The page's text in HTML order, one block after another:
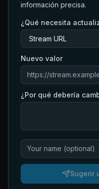
información precisa.
¿Qué necesita
Nuevo valor
¿Por qué debería
Sugerir